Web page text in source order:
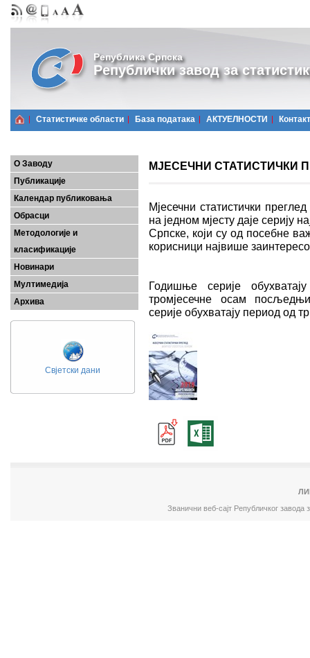
Република Српска
Републички завод за
Статистичке области Базa података АКТУЕЛНОСТИ Контакт
О Заводу
Публикације
Календар публиковања
Обрасци
Методологије и
класификације
Новинари
Мултимедија
Архива
Свјетски дани
МЈЕСЕЧНИ СТАТИСТИЧКИ
Мјесечни статистички
на једном мјесту даје серију
Српске, који су од посебне
корисници највише
Годишње серије
тромјесечне осам
серије обухватају период од
Званични веб-сајт Републичког